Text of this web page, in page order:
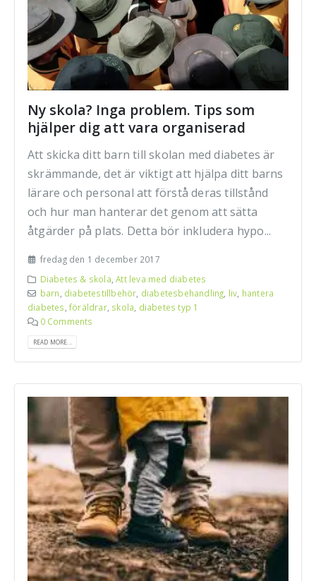
Ny skola? Inga problem. Tips som
hjälper dig att vara organiserad
Att skicka ditt barn till skolan med diabetes är
skrämmande, det är viktigt att hjälpa ditt barns
lärare och personal att förstå deras tillstånd
och hur man hanterar det genom att sätta
åtgärder på plats. Detta bör inkludera hypo...
fredag den 1 december 2017
Diabetes & skola ,Att leva med diabetes
barn diabetestillbehör diabetesbehandling liv hantera
diabetes ,föräldrar, skola diabetes typ 1
0 Comments
READ MORE...